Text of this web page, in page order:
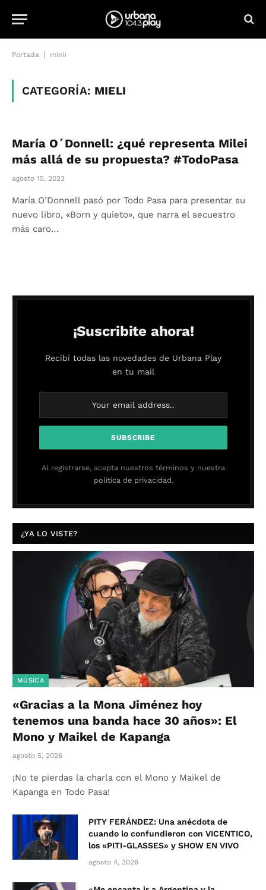
Portada mieli
CATEGORÍA: MIELI
María O´Donnell: ¿qué representa Milei
más allá de su propuesta? #TodoPasa
agosto 15, 2023
María O’Donnell pasó por Todo Pasa para presentar su
nuevo libro, «Born y quieto», que narra el secuestro
más caro…
¡Suscribite ahora!
Recibí todas las novedades de Urbana Play
en tu mail
Al registrarse, acepta nuestros términos y nuestra
política de privacidad.
¿YA LO VISTE?
MÚSICA
«Gracias a la Mona Jiménez hoy
tenemos una banda hace 30 años»: El
Mono y Maikel de Kapanga
agosto 5, 2026
¡No te pierdas la charla con el Mono y Maikel de
Kapanga en Todo Pasa!
PITY FERÁNDEZ: Una anécdota de
cuando lo confundieron con VICENTICO,
los «PITI-GLASSES» y SHOW EN VIVO
agosto 4, 2026